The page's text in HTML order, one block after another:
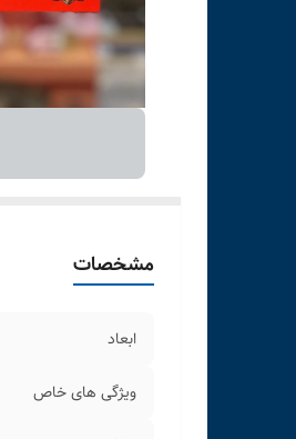
مشخصات
ابعاد
ویژگی های خاص